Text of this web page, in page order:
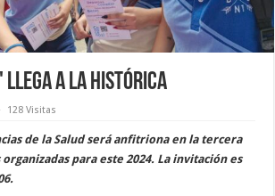
llega a La Histórica
128 Visitas
de la Salud será anfitriona en la tercera
para este 2024. La invitación es